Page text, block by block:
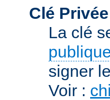
Clé
La clé
signer
Voir :